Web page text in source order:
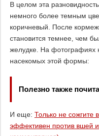
В целом эта
немного более темным
коричневый. После
становится темнее, чем
желудке. На фотографиях
насекомых этой формы:
Полезно также
И еще: Только не сожгите
эффективен против вшей